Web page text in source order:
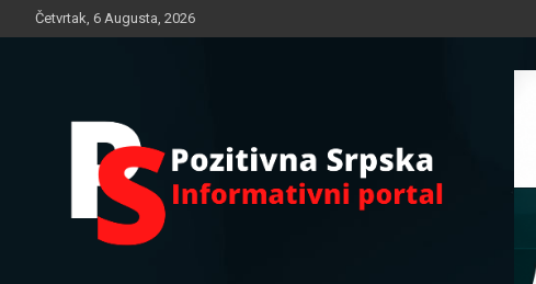
to
Četvrtak, 6 Augusta, 2026